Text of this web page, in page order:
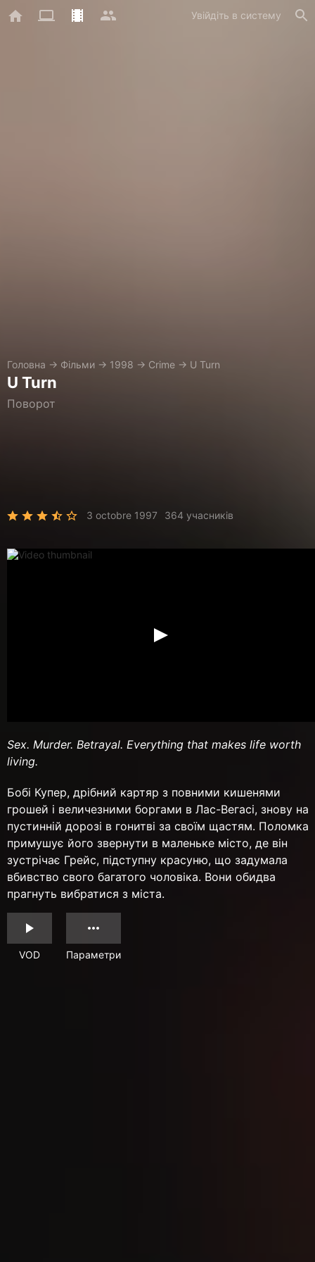
Увійдіть в систему
Головна → Фільми → 1998 → Crime → U Turn
U Turn
Поворот
3 octobre 1997 364 учасників
Sex. Murder. Betrayal. Everything that makes life worth
living.
Бобі Купер, дрібний картяр з повними кишенями
грошей і величезними боргами в Лас-Вегасі, знову на
пустинній дорозі в гонитві за своїм щастям. Поломка
примушує його звернути в маленьке місто, де він
зустрічає Грейс, підступну красуню, що задумала
вбивство свого багатого чоловіка. Вони обидва
прагнуть вибратися з міста.
VOD Параметри